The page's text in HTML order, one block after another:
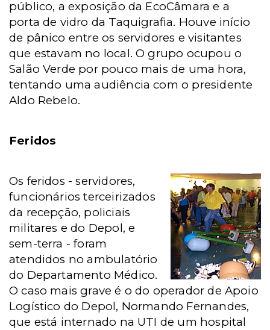
público, a exposição da EcoCâmara e a
porta de vidro da Taquigrafia. Houve início
de pânico entre os servidores e visitantes
que estavam no local. O grupo ocupou o
Salão Verde por pouco mais de uma hora,
tentando uma audiência com o presidente
Aldo Rebelo.
Feridos
Os feridos - servidores,
funcionários terceirizados
da recepção, policiais
militares e do Depol, e
sem-terra - foram
atendidos no ambulatório
do Departamento Médico.
O caso mais grave é o do operador de Apoio
Logístico do Depol, Normando Fernandes,
que está internado na UTI de um hospital